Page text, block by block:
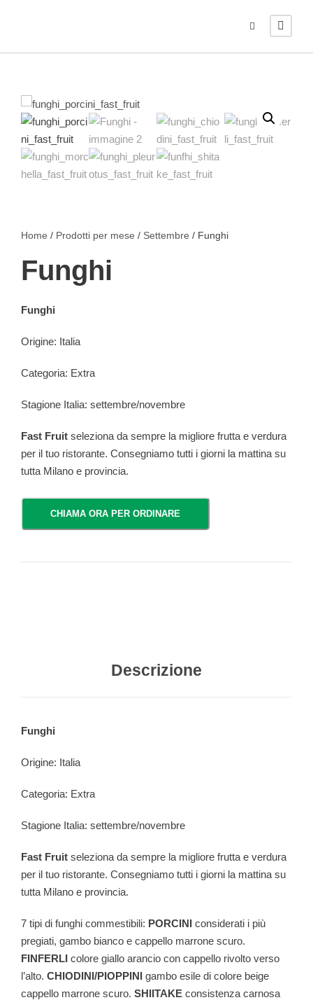
Home / Prodotti per mese / Settembre / Funghi
Funghi
Funghi
Origine: Italia
Categoria: Extra
Stagione Italia: settembre/novembre
Fast Fruit seleziona da sempre la migliore frutta e verdura
per il tuo ristorante. Consegniamo tutti i giorni la mattina su
tutta Milano e provincia.
CHIAMA ORA PER ORDINARE
Descrizione
Funghi
Origine: Italia
Categoria: Extra
Stagione Italia: settembre/novembre
Fast Fruit seleziona da sempre la migliore frutta e verdura
per il tuo ristorante. Consegniamo tutti i giorni la mattina su
tutta Milano e provincia.
7 tipi di funghi commestibili: PORCINI considerati i più
pregiati, gambo bianco e cappello marrone scuro.
FINFERLI colore giallo arancio con cappello rivolto verso
l’alto. CHIODINI/PIOPPINI gambo esile di colore beige
cappello marrone scuro. SHIITAKE consistenza carnosa